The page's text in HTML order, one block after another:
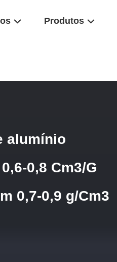
Produtos
alumínio
0,8 Cm3/G
0,7-0,9 g/Cm3